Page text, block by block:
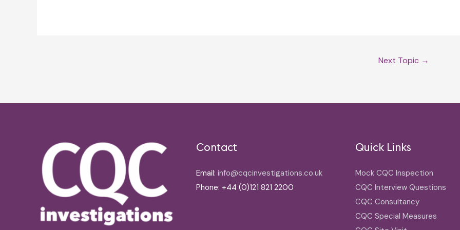
Next Topic →
Contact
Email: info@cqcinvestigations.co.uk
Phone: +44 (0)121 821 2200
Quick Links
Mock CQC Inspection
CQC Interview Questions
CQC Consultancy
CQC Special Measures